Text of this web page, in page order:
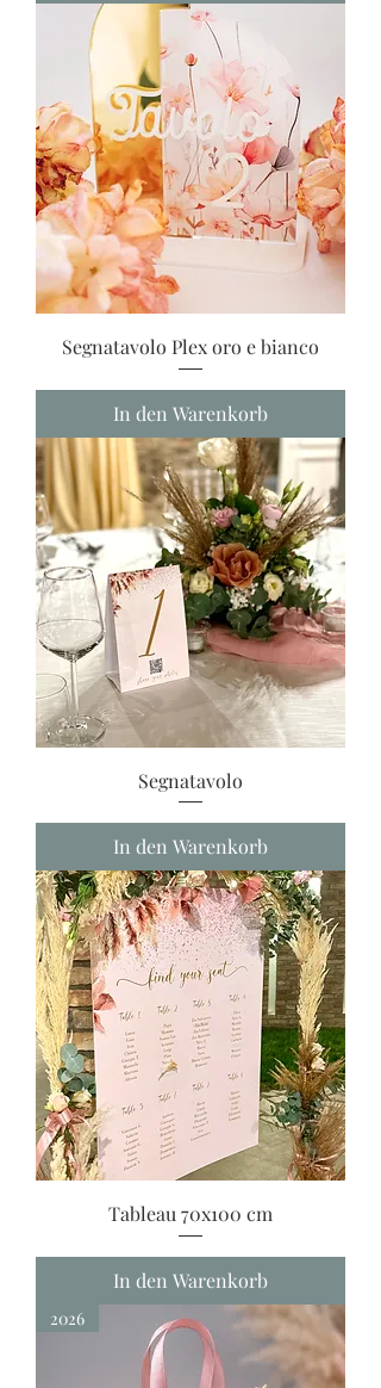
Segnatavolo Plex oro e bianco
In den Warenkorb
Segnatavolo
In den Warenkorb
Tableau 70x100 cm
In den Warenkorb
2026